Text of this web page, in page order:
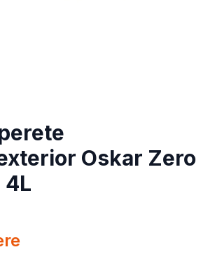
Oskar Zero
4L